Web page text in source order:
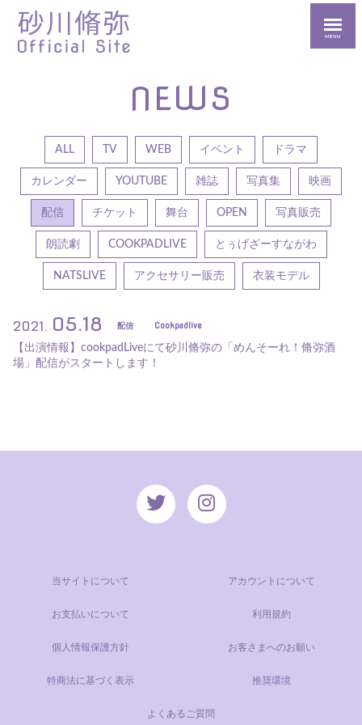
MENU
NEWS
ALL TV WEB イベント ドラマ
カレンダー YOUTUBE 雑誌 写真集 映画
配信 チケット 舞台 OPEN 写真販売
朗読劇 COOKPADLIVE とぅげざーすながわ
NATSLIVE アクセサリー販売 衣装モデル
2021. 05.18 配信 Cookpadlive
【出演情報】cookpadLiveにて砂川脩弥の「めんそーれ！脩弥酒
場」配信がスタートします！
当サイトについて アカウントについて
お支払いについて 利用規約
個人情報保護方針 お客さまへのお願い
特商法に基づく表示 推奨環境
よくあるご質問